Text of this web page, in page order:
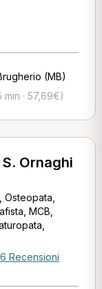
(MB)
min · 57,69€)
Ornaghi
MCB,
6 Recensioni